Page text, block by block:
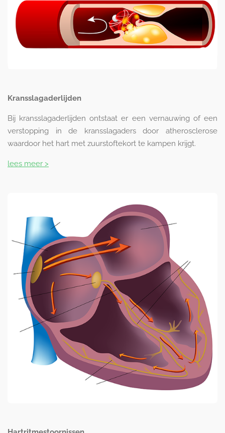
Kransslagaderlijden
Bij kransslagaderlijden ontstaat er een vernauwing of een
verstopping in de kransslagaders door atherosclerose
waardoor het hart met zuurstoftekort te kampen krijgt.
lees meer >